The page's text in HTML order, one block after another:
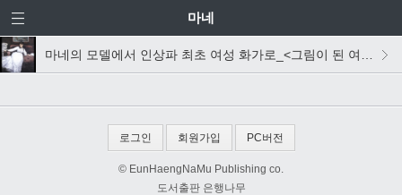
마네
마네의 모델에서 인상파 최초 여성 화가로_<그림이 된 여인>
로그인 회원가입 PC버전
© EunHaengNaMu Publishing co.
도서출판 은행나무